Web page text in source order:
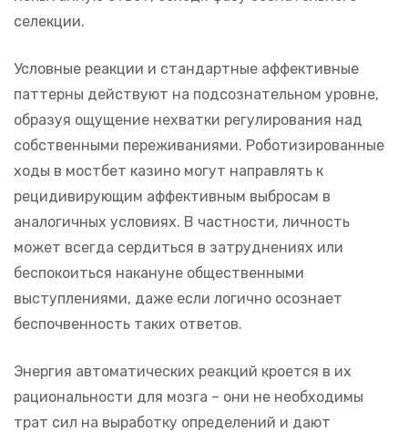
селекции.
Условные реакции и стандартные аффективные
паттерны действуют на подсознательном уровне,
образуя ощущение нехватки регулирования над
собственными переживаниями. Роботизированные
ходы в мостбет казино могут направлять к
рецидивирующим аффективным выбросам в
аналогичных условиях. В частности, личность
может всегда сердиться в затруднениях или
беспокоиться накануне общественными
выступлениями, даже если логично осознает
беспочвенность таких ответов.
Энергия автоматических реакций кроется в их
рациональности для мозга – они не необходимы
трат сил на выработку определений и дают